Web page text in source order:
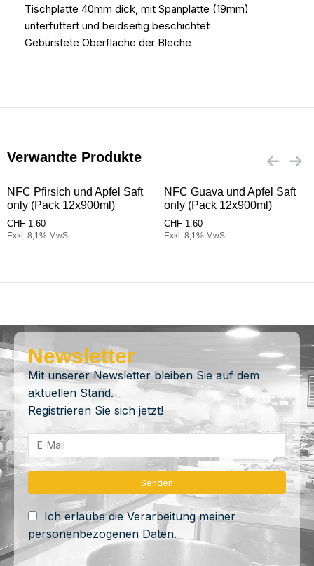
Tischplatte 40mm dick, mit Spanplatte (19mm)
unterfüttert und beidseitig beschichtet
Gebürstete Oberfläche der Bleche
Verwandte Produkte
NFC Pfirsich und Apfel Saft
only (Pack 12x900ml)
CHF 1.60
Exkl. 8,1% MwSt.
NFC Guava und Apfel Saft
only (Pack 12x900ml)
CHF 1.60
Exkl. 8,1% MwSt.
Newsletter
Mit unserer Newsletter bleiben Sie auf dem
aktuellen Stand.
Registrieren Sie sich jetzt!
Ich erlaube die Verarbeitung meiner
personenbezogenen Daten.